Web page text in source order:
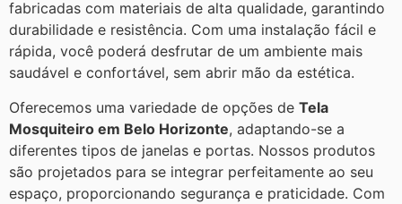
fabricadas com materiais de alta qualidade, garantindo
durabilidade e resistência. Com uma instalação fácil e
rápida, você poderá desfrutar de um ambiente mais
saudável e confortável, sem abrir mão da estética.
Oferecemos uma variedade de opções de Tela
Mosquiteiro em Belo Horizonte, adaptando-se a
diferentes tipos de janelas e portas. Nossos produtos
são projetados para se integrar perfeitamente ao seu
espaço, proporcionando segurança e praticidade. Com